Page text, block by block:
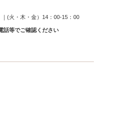
(火・木・金）14：00-15：00
話等でご確認ください